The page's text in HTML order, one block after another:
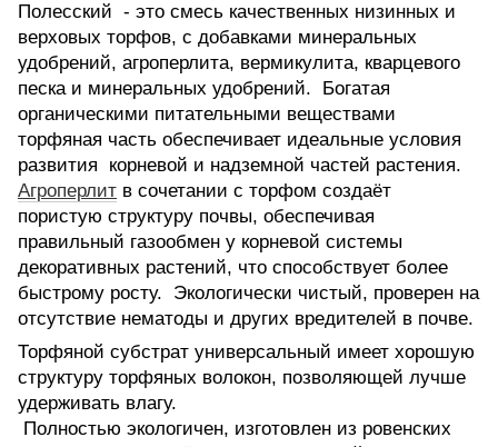
Полесский - это смесь качественных низинных и
верховых торфов, с добавками минеральных
удобрений, агроперлита, вермикулита, кварцевого
песка и минеральных удобрений. Богатая
органическими питательными веществами
торфяная часть обеспечивает идеальные условия
развития корневой и надземной частей растения.
Агроперлит в сочетании с торфом создаёт
пористую структуру почвы, обеспечивая
правильный газообмен у корневой системы
декоративных растений, что способствует более
быстрому росту. Экологически чистый, проверен на
отсутствие нематоды и других вредителей в почве.
Торфяной субстрат универсальный имеет хорошую
структуру торфяных волокон, позволяющей лучше
удерживать влагу.
Полностью экологичен, изготовлен из ровенских